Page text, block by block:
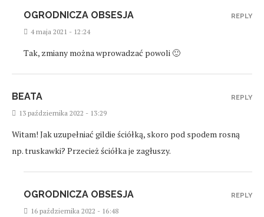
OGRODNICZA OBSESJA
4 maja 2021 - 12:24
Tak, zmiany można wprowadzać powoli 🙂
REPLY
BEATA
13 października 2022 - 13:29
Witam! Jak uzupełniać gildie ściółką, skoro pod spodem rosną
np. truskawki? Przecież ściółka je zagłuszy.
REPLY
OGRODNICZA OBSESJA
16 października 2022 - 16:48
REPLY